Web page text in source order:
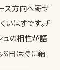
ズ方向へ寄せ
いはずです。チ
ュの相性が語
ぶ日は特に納